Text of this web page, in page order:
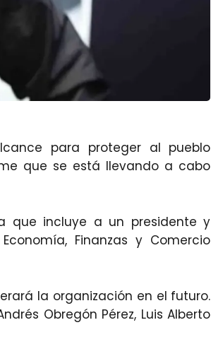
para proteger al pueblo
que se está llevando a cabo
que incluye a un presidente y
Finanzas y Comercio
la organización en el futuro.
Obregón Pérez, Luis Alberto